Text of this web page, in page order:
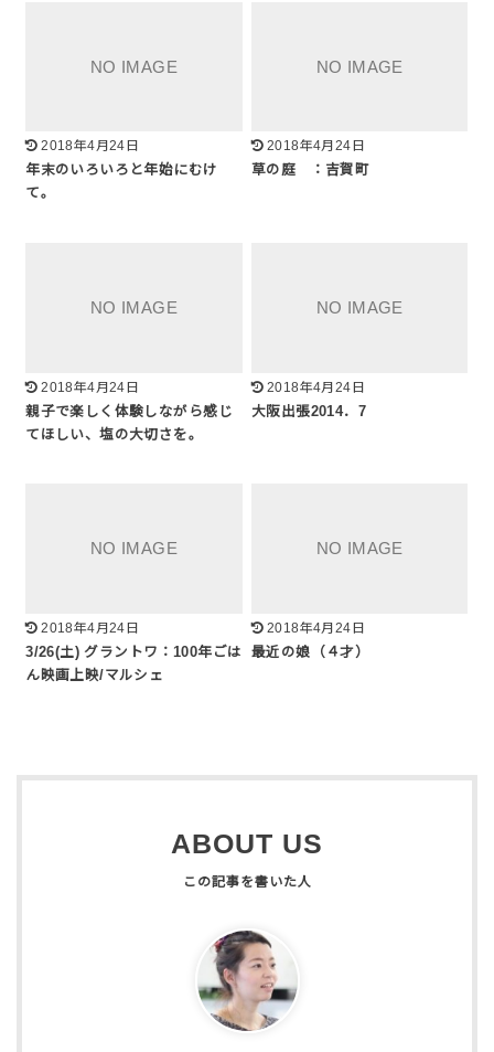
2018年4月24日
年末のいろいろと年始にむけ
て。
2018年4月24日
草の庭 ：吉賀町
2018年4月24日
親子で楽しく体験しながら感じ
てほしい、塩の大切さを。
2018年4月24日
大阪出張2014．7
2018年4月24日
3/26(土) グラントワ：100年ごは
ん映画上映/マルシェ
2018年4月24日
最近の娘（４才）
ABOUT US